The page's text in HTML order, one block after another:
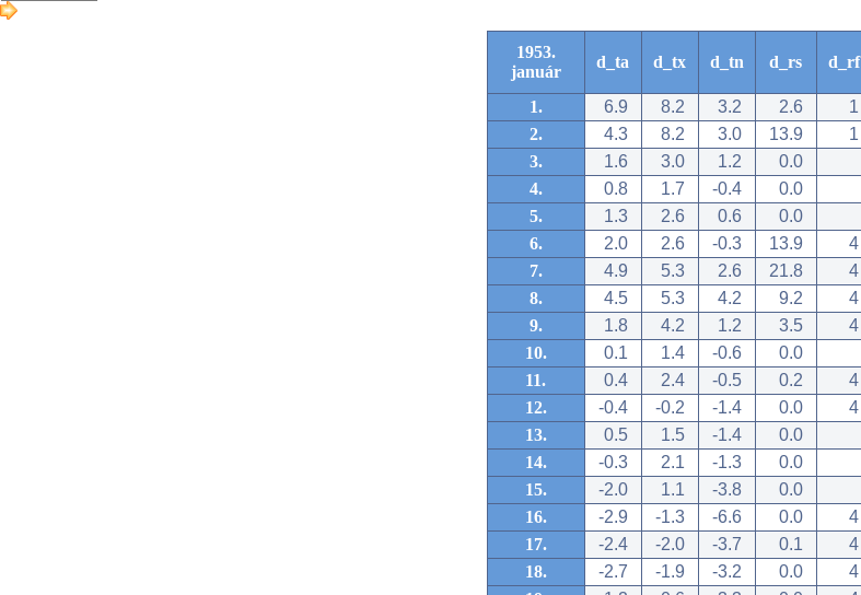
1953.
január
d_ta d_tx d_tn d_rs d_rf
1. 6.9 8.2 3.2 2.6 1
2.
4.3 8.2 3.0 13.9 1
3.
1.6 3.0 1.2 0.0
4.
0.8 1.7 -0.4 0.0
5.
1.3 2.6 0.6 0.0
6.
2.0 2.6 -0.3 13.9 4
7.
4.9 5.3 2.6 21.8 4
8.
4.5 5.3 4.2 9.2 4
9.
1.8 4.2 1.2 3.5 4
10.
0.1 1.4 -0.6 0.0
11.
0.4 2.4 -0.5 0.2 4
12.
-0.4 -0.2 -1.4 0.0 4
13.
0.5 1.5 -1.4 0.0
14.
-0.3 2.1 -1.3 0.0
15.
-2.0 1.1 -3.8 0.0
16.
-2.9 -1.3 -6.6 0.0 4
17.
-2.4 -2.0 -3.7 0.1 4
18.
-2.7 -1.9 -3.2 0.0 4